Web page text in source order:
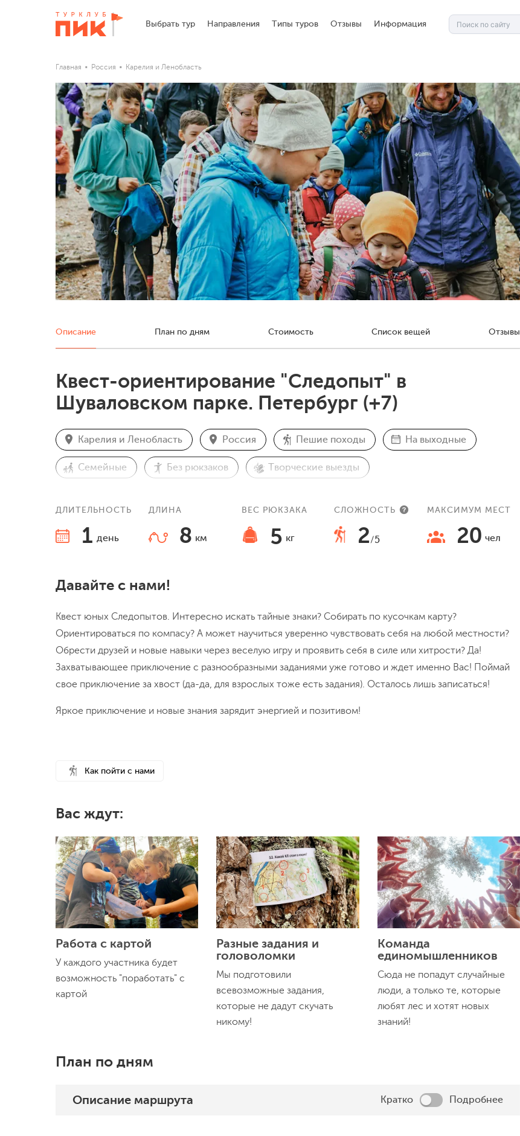
Выбрать тур Направления Типы туров Отзывы Информация
Главная Россия Карелия и Ленобласть
Описание План по дням Стоимость Список вещей Отзывы
Квест-ориентирование "Следопыт" в
Шуваловском парке. Петербург (+7)
Карелия и Ленобласть Россия Пешие походы На выходные
Семейные Без рюкзаков Творческие выезды
ДЛИТЕЛЬНОСТЬ
1 день
ДЛИНА
8 км
ВЕС РЮКЗАКА
5 кг
СЛОЖНОСТЬ
2/5
МАКСИМУМ МЕСТ
20 чел
Давайте с нами!
Квест юных Следопытов. Интересно искать тайные знаки? Собирать по кусочкам карту?
Ориентироваться по компасу? А может научиться уверенно чувствовать себя на любой местности?
Обрести друзей и новые навыки через веселую игру и проявить себя в силе или хитрости? Да!
Захватывающее приключение с разнообразными заданиями уже готово и ждет именно Вас! Поймай
свое приключение за хвост (да-да, для взрослых тоже есть задания). Осталось лишь записаться!
Яркое приключение и новые знания зарядит энергией и позитивом!
Как пойти с нами
Вас ждут:
Работа с картой
У каждого участника будет
возможность "поработать" с
картой
Разные задания и
головоломки
Мы подготовили
всевозможные задания,
которые не дадут скучать
никому!
Команда
единомышленников
Сюда не попадут случайные
люди, а только те, которые
любят лес и хотят новых
знаний!
План по дням
Описание маршрута Кратко Подробнее